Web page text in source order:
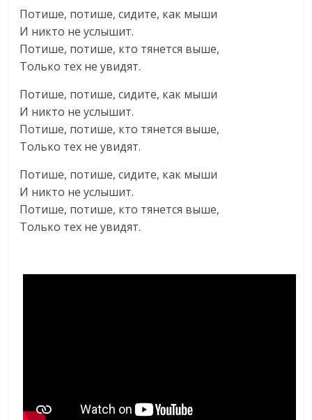
Потише, потише, сидите, как мыши
И никто не услышит.
Потише, потише, кто тянется выше,
Только тех не увидят.
Потише, потише, сидите, как мыши
И никто не услышит.
Потише, потише, кто тянется выше,
Только тех не увидят.
Потише, потише, сидите, как мыши
И никто не услышит.
Потише, потише, кто тянется выше,
Только тех не увидят.